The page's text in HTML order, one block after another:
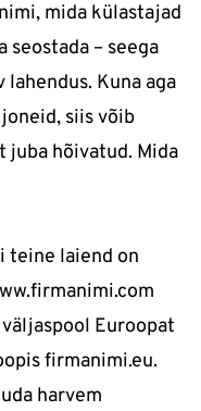
mida külastajad
seostada – seega
Kuna aga
siis võib
hõivatud. Mida
teine laiend on
Euroopat
firmanimi.eu.
harvem